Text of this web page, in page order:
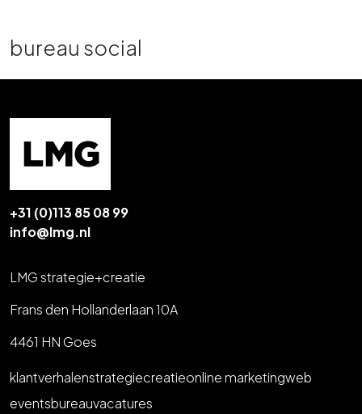
bureau social
+31 (0)113 85 08 99
info@lmg.nl
LMG strategie+creatie
Frans den Hollanderlaan 10A
4461 HN Goes
klantverhalenstrategiecreatieonline marketingweb
eventsbureauvacatures